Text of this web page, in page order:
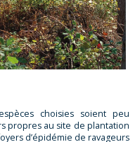
choisies soient peu
propres au site de plantation
d’épidémie de ravageurs